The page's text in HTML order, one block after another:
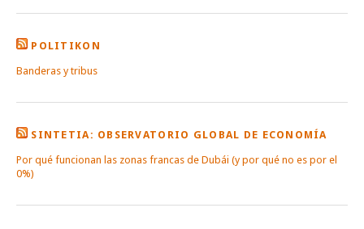
POLITIKON
Banderas y tribus
SINTETIA: OBSERVATORIO GLOBAL DE ECONOMÍA
Por qué funcionan las zonas francas de Dubái (y por qué no es por el
0%)